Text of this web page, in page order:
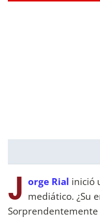
J orge Rial inició
mediático. ¿Su
Sorprendentemente